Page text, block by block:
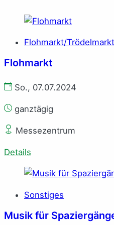
Flohmarkt/
Flohmarkt
So., 07.07.2024
ganztägig
Messezentrum
Details
Sonstiges
Musik für